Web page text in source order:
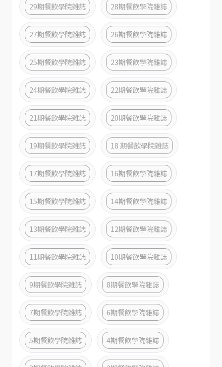
29期餐飲學院雜誌 28期餐飲學院雜誌
27期餐飲學院雜誌 26期餐飲學院雜誌
25期餐飲學院雜誌 23期餐飲學院雜誌
24期餐飲學院雜誌 22期餐飲學院雜誌
21期餐飲學院雜誌 20期餐飲學院雜誌
19期餐飲學院雜誌 18 期餐飲學院雜誌
17期餐飲學院雜誌 16期餐飲學院雜誌
15期餐飲學院雜誌 14期餐飲學院雜誌
13期餐飲學院雜誌 12期餐飲學院雜誌
11期餐飲學院雜誌 10期餐飲學院雜誌
9期餐飲學院雜誌 8期餐飲學院雜誌
7期餐飲學院雜誌 6期餐飲學院雜誌
5期餐飲學院雜誌 4期餐飲學院雜誌